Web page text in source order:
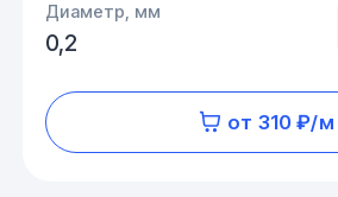
Диаметр, мм
0,2
от 310 ₽/м